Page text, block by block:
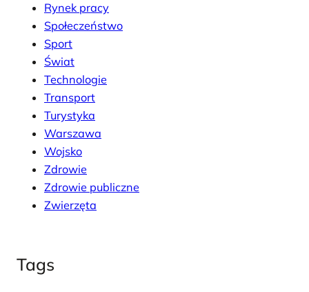
Rynek pracy
Społeczeństwo
Sport
Świat
Technologie
Transport
Turystyka
Warszawa
Wojsko
Zdrowie
Zdrowie publiczne
Zwierzęta
Tags